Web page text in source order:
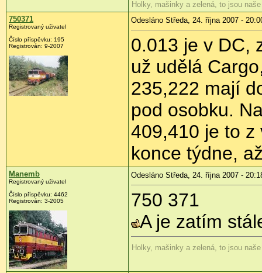
Holky, mašinky a zelená, to jsou
750371
Registrovaný uživatel
Číslo příspěvku: 195
Registrován: 9-2007
Odesláno Středa, 24. října 2007 -
0.013 je v DC,
už udělá
235,222 mají
pod osobku.
409,410 je to z
konce týdne,
Manemb
Registrovaný uživatel
Číslo příspěvku: 4462
Registrován: 3-2005
Odesláno Středa, 24. října 2007 -
750 371
A je zatím
Holky, mašinky a zelená, to jsou